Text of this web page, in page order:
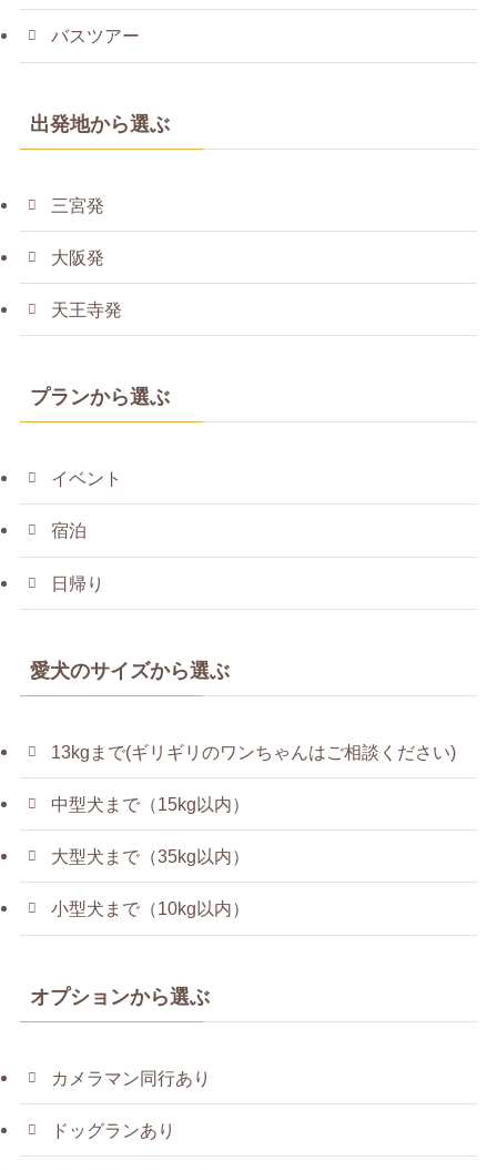
バスツアー
出発地から選ぶ
三宮発
大阪発
天王寺発
プランから選ぶ
イベント
宿泊
日帰り
愛犬のサイズから選ぶ
13kgまで(ギリギリのワンちゃんはご相談ください)
中型犬まで（15kg以内）
大型犬まで（35kg以内）
小型犬まで（10kg以内）
オプションから選ぶ
カメラマン同行あり
ドッグランあり